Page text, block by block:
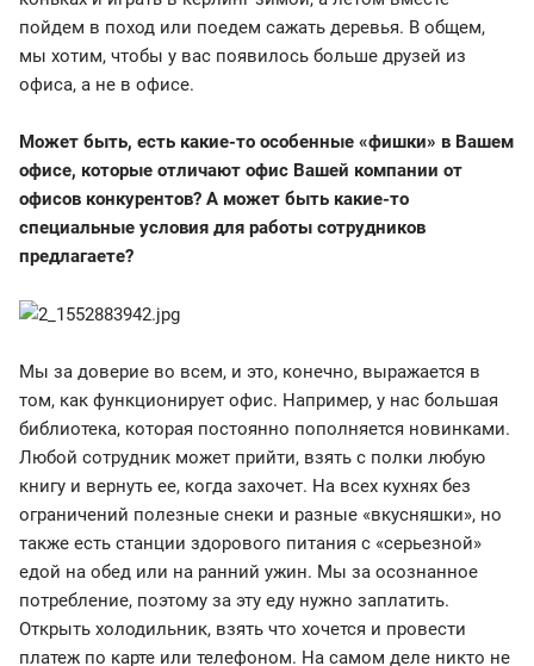
пойдем в поход или поедем сажать деревья. В общем,
мы хотим, чтобы у вас появилось больше друзей из
офиса, а не в офисе.
Может быть, есть какие-то особенные «фишки» в Вашем
офисе, которые отличают офис Вашей компании от
офисов конкурентов? А может быть какие-то
специальные условия для работы сотрудников
предлагаете?
Мы за доверие во всем, и это, конечно, выражается в
том, как функционирует офис. Например, у нас большая
библиотека, которая постоянно пополняется новинками.
Любой сотрудник может прийти, взять с полки любую
книгу и вернуть ее, когда захочет. На всех кухнях без
ограничений полезные снеки и разные «вкусняшки», но
также есть станции здорового питания с «серьезной»
едой на обед или на ранний ужин. Мы за осознанное
потребление, поэтому за эту еду нужно заплатить.
Открыть холодильник, взять что хочется и провести
платеж по карте или телефоном. На самом деле никто не